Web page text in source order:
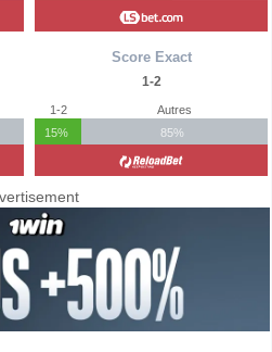
Score Exact
1-2
1-2
15%
Autres
85%